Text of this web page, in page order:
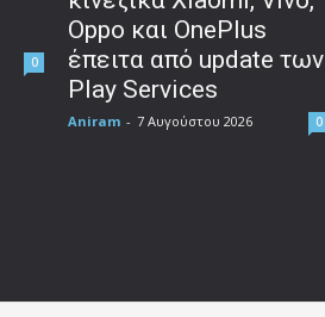
0
Oppo και OnePlus
έπειτα από update των
Play Services
Aniram - 7 Αυγούστου 2026 0